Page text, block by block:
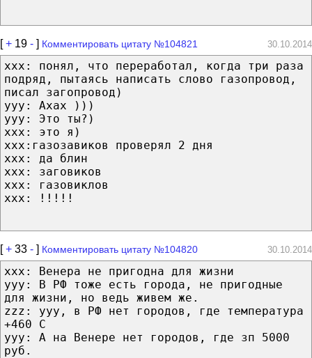
[+ 19 - ] Комментировать цитату №104821 30.10.2014
xxx: понял, что переработал, когда три раза
подряд, пытаясь написать слово газопровод,
писал загопровод)
yyy: Ахах )))
ууу: Это ты?)
ххх: это я)
ххх:газозавиков проверял 2 дня
ххх: да блин
ххх: заговиков
ххх: газовиклов
ххх: !!!!!
[+ 33 - ] Комментировать цитату №104820 30.10.2014
xxx: Венера не пригодна для жизни
yyy: В РФ тоже есть города, не пригодные
для жизни, но ведь живем же.
zzz: yyy, в РФ нет городов, где температура
+460 С
yyy: А на Венере нет городов, где зп 5000
руб.